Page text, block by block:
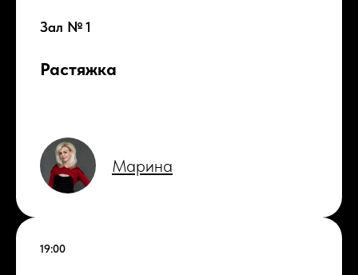
Зал № 1
Растяжка
Марина
19:00